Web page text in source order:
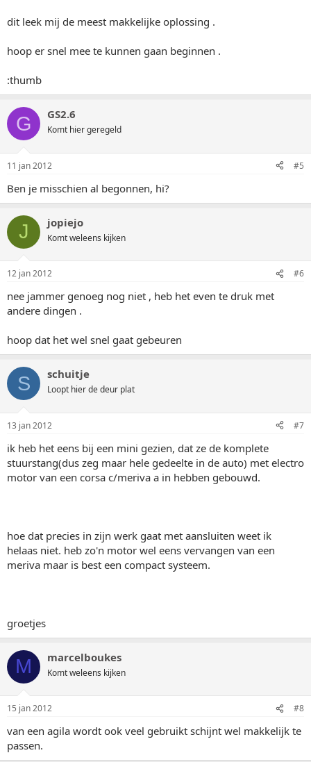
dit leek mij de meest makkelijke oplossing .
hoop er snel mee te kunnen gaan beginnen .
:thumb
G GS2.6
Komt hier geregeld
11 jan 2012 #5
Ben je misschien al begonnen, hi?
J jopiejo
Komt weleens kijken
12 jan 2012 #6
nee jammer genoeg nog niet , heb het even te druk met
andere dingen .
hoop dat het wel snel gaat gebeuren
S schuitje
Loopt hier de deur plat
13 jan 2012 #7
ik heb het eens bij een mini gezien, dat ze de komplete
stuurstang(dus zeg maar hele gedeelte in de auto) met electro
motor van een corsa c/meriva a in hebben gebouwd.
hoe dat precies in zijn werk gaat met aansluiten weet ik
helaas niet. heb zo'n motor wel eens vervangen van een
meriva maar is best een compact systeem.
groetjes
M marcelboukes
Komt weleens kijken
15 jan 2012 #8
van een agila wordt ook veel gebruikt schijnt wel makkelijk te
passen.